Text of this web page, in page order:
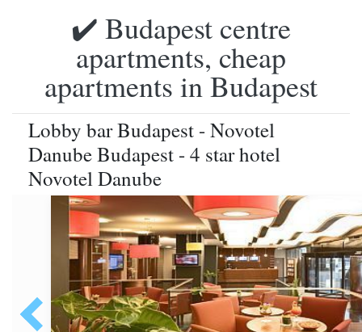
✔️ Budapest centre
apartments, cheap
apartments in Budapest
Lobby bar Budapest - Novotel
Danube Budapest - 4 star hotel
Novotel Danube